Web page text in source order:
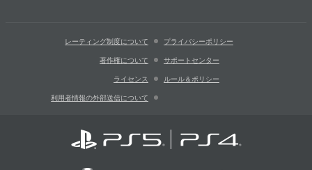
レーティング制度について プライバシーポリシー
著作権について サポートセンター
ライセンス ルール＆ポリシー
利用者情報の外部送信について